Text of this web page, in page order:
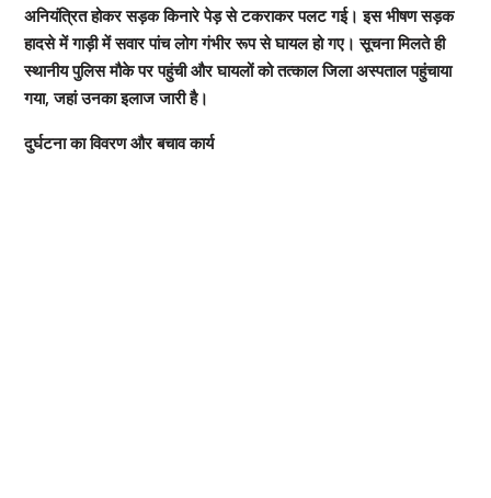
अनियंत्रित होकर सड़क किनारे पेड़ से टकराकर पलट गई। इस भीषण सड़क
हादसे में गाड़ी में सवार पांच लोग गंभीर रूप से घायल हो गए। सूचना मिलते ही
स्थानीय पुलिस मौके पर पहुंची और घायलों को तत्काल जिला अस्पताल पहुंचाया
गया, जहां उनका इलाज जारी है।
दुर्घटना का विवरण और बचाव कार्य